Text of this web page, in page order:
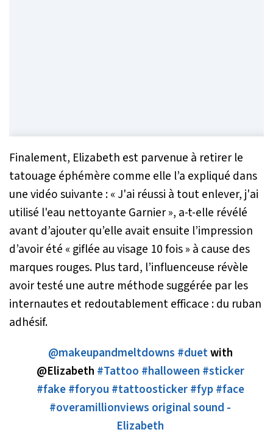
Finalement, Elizabeth est parvenue à retirer le
tatouage éphémère comme elle l’a expliqué dans
une vidéo suivante : « J'ai réussi à tout enlever, j'ai
utilisé l'eau nettoyante Garnier», a-t-elle révélé
avant d’ajouter qu’elle avait ensuite l’impression
d’avoir été « giflée au visage 10 fois» à cause des
marques rouges. Plus tard, l’influenceuse révèle
avoir testé une autre méthode suggérée par les
internautes et redoutablement efficace : du ruban
adhésif.
@makeupandmeltdowns #duetwith
@Elizabeth #Tattoo #halloween #sticker
#fake#foryou #tattoosticker#fyp#face
#overamillionviews original sound -
Elizabeth